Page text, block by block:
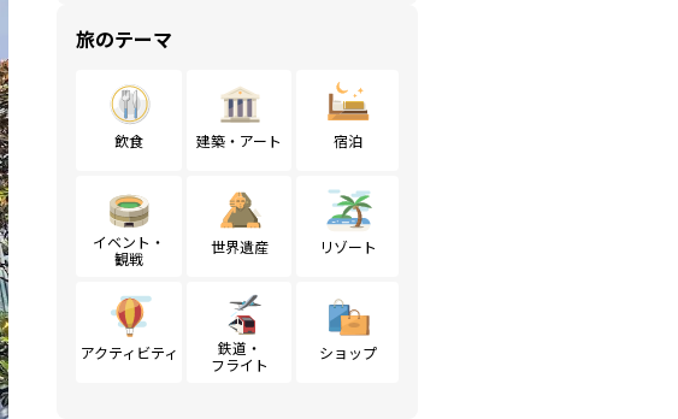
旅のテーマ
飲食 建築・アート 宿泊
イベント・
観戦
世界遺産 リゾート
アクティビティ
鉄道・
フライト
ショップ